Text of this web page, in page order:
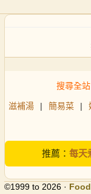
搜尋全
滋補湯 | 簡易菜 |
推薦： 每天
©1999 to 2026 ·